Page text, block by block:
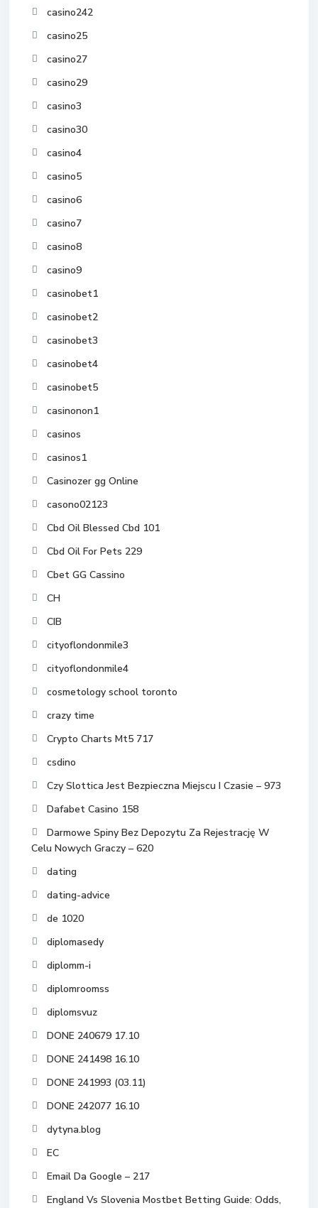
casino242
casino25
casino27
casino29
casino3
casino30
casino4
casino5
casino6
casino7
casino8
casino9
casinobet1
casinobet2
casinobet3
casinobet4
casinobet5
casinonon1
casinos
casinos1
Casinozer gg Online
casono02123
Cbd Oil Blessed Cbd 101
Cbd Oil For Pets 229
Cbet GG Cassino
CH
CIB
cityoflondonmile3
cityoflondonmile4
cosmetology school toronto
crazy time
Crypto Charts Mt5 717
csdino
Czy Slottica Jest Bezpieczna Miejscu I Czasie – 973
Dafabet Casino 158
Darmowe Spiny Bez Depozytu Za Rejestrację W
Celu Nowych Graczy – 620
dating
dating-advice
de 1020
diplomasedy
diplomm-i
diplomroomss
diplomsvuz
DONE 240679 17.10
DONE 241498 16.10
DONE 241993 (03.11)
DONE 242077 16.10
dytyna.blog
EC
Email Da Google – 217
England Vs Slovenia Mostbet Betting Guide: Odds,